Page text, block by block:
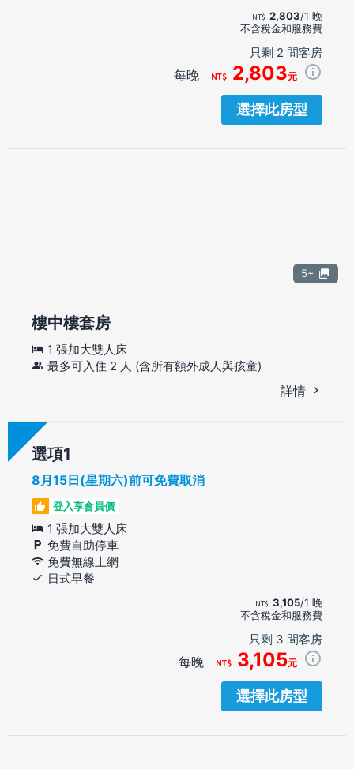
2,803/1 晚
不含稅金和服務費
只剩 2 間客房
每晚 2,803元
選擇此房型
5+
樓中樓套房
1 張加大雙人床
最多可入住 2 人 (含所有額外成人與孩童)
詳情
選項
8月15日(星期六)前可免費取消
登入享會員價
1 張加大雙人床
免費自助停車
免費無線上網
日式早餐
3,105/1 晚
不含稅金和服務費
只剩 3 間客房
每晚 3,105元
選擇此房型